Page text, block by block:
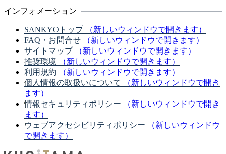
インフォメーション
SANKYOトップ
（新しいウィンドウで開きます）
FAQ・お問合せ
（新しいウィンドウで開きます）
サイトマップ
（新しいウィンドウで開きます）
推奨環境
（新しいウィンドウで開きます）
利用規約
（新しいウィンドウで開きます）
個人情報の取扱いについて
（新しいウィンドウで開き
ます）
情報セキュリティポリシー
（新しいウィンドウで開き
ます）
ウェブアクセシビリティポリシー
（新しいウィンドウ
で開きます）